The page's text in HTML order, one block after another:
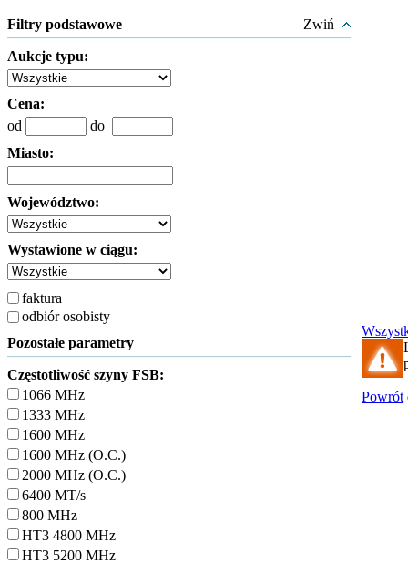
Filtry podstawowe Zwiń
Aukcje typu:
Cena:
od
do
Miasto:
Województwo:
Wystawione w ciągu:
faktura
odbiór osobisty
Pozostałe parametry
Częstotliwość szyny FSB:
1066 MHz
1333 MHz
1600 MHz
1600 MHz (O.C.)
2000 MHz (O.C.)
6400 MT/s
800 MHz
HT3 4800 MHz
HT3 5200 MHz
Powrót